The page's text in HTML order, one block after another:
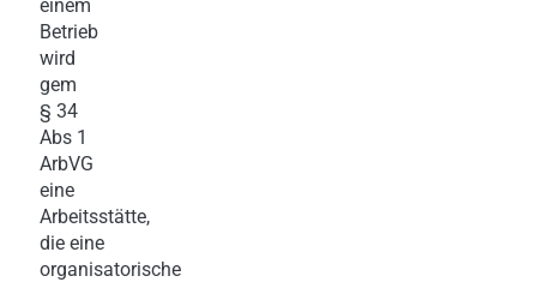
einem
Betrieb
wird
gem
§ 34
Abs 1
ArbVG
eine
Arbeitsstätte,
die eine
organisatorische